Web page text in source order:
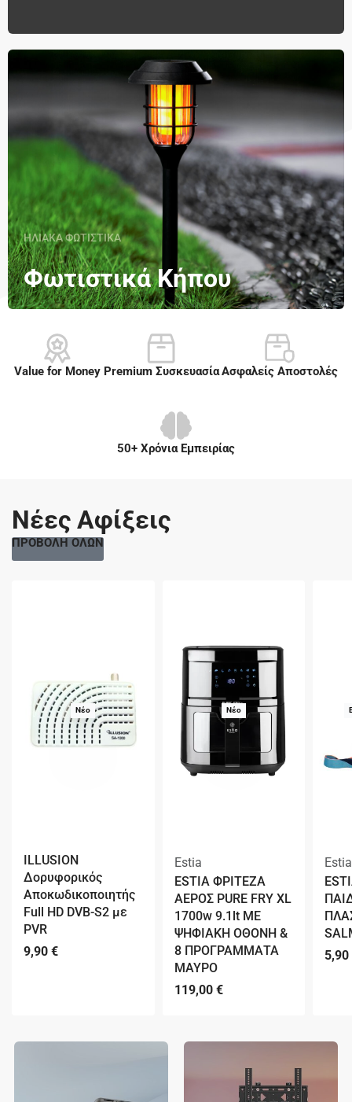
ΗΛΙΑΚΑ ΦΩΤΙΣΤΙΚΑ
Φωτιστικά Κήπου
Value for Money Premium Συσκευασία​Ασφαλείς Αποστολές
50+ Χρόνια Εμπειρίας
Νέες Αφίξεις
ΠΡΟΒΟΛΗ ΟΛΩΝ
Νέο
ILLUSION
Δορυφορικός
Αποκωδικοποιητής
Full HD DVB-S2 με
PVR
9,90 €
Νέο
Estia
ESTIA ΦΡΙΤΕΖΑ
ΑΕΡΟΣ PURE FRY XL
1700w 9.1lt ME
ΨΗΦΙΑΚΗ ΟΘΟΝΗ &
8 ΠΡΟΓΡΑΜΜΑΤΑ
ΜΑΥΡΟ
119,00 €
Estia
5,90